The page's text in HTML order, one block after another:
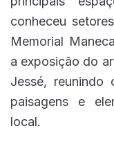
conheceu
Memorial
a exposição do
Jessé, reunindo
paisagens e
local.